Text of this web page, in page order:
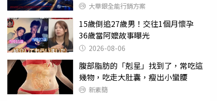
大華銀全能行銷方案
15歲倒追27歲男！交往1個月懷孕
36歲當阿嬤故事曝光
2026-08-06
腹部脂肪的「剋星」找到了，常吃這
幾物，吃走大肚囊，瘦出小蠻腰
新素簡